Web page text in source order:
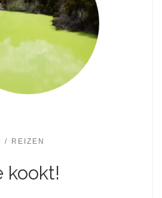
REIZEN
kookt!